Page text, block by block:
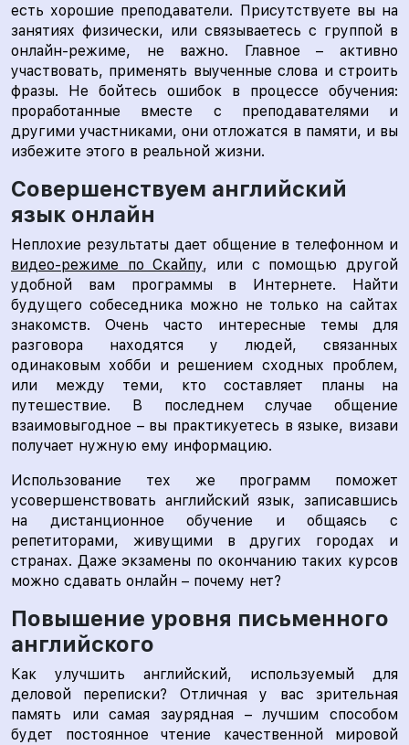
есть хорошие преподаватели. Присутствуете вы на
занятиях физически, или связываетесь с группой в
онлайн-режиме, не важно. Главное – активно
участвовать, применять выученные слова и строить
фразы. Не бойтесь ошибок в процессе обучения:
проработанные вместе с преподавателями и
другими участниками, они отложатся в памяти, и вы
избежите этого в реальной жизни.
Совершенствуем английский
язык онлайн
Неплохие результаты дает общение в телефонном и
видео-режиме по Скайпу, или с помощью другой
удобной вам программы в Интернете. Найти
будущего собеседника можно не только на сайтах
знакомств. Очень часто интересные темы для
разговора находятся у людей, связанных
одинаковым хобби и решением сходных проблем,
или между теми, кто составляет планы на
путешествие. В последнем случае общение
взаимовыгодное – вы практикуетесь в языке, визави
получает нужную ему информацию.
Использование тех же программ поможет
усовершенствовать английский язык, записавшись
на дистанционное обучение и общаясь с
репетиторами, живущими в других городах и
странах. Даже экзамены по окончанию таких курсов
можно сдавать онлайн – почему нет?
Повышение уровня письменного
английского
Как улучшить английский, используемый для
деловой переписки? Отличная у вас зрительная
память или самая заурядная – лучшим способом
будет постоянное чтение качественной мировой